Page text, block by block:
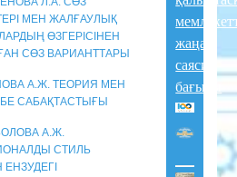
МЕН ЖАЛҒАУЛЫҚ
ӨЗГЕРІСІНЕН
СӨЗ ВАРИАНТТАРЫ
А.Ж. ТЕОРИЯ МЕН
САБАҚТАСТЫҒЫ
А.Ж.
СТИЛЬ
ЕНЗУДЕГІ
жаңа
саяси
бағыты